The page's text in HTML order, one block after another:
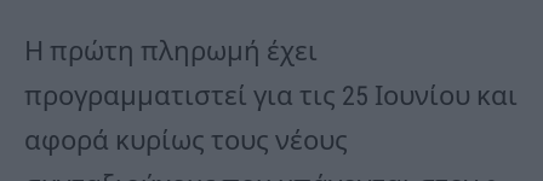
Η πρώτη πληρωμή έχει
προγραμματιστεί για τις 25 Ιουνίου και
αφορά κυρίως τους νέους